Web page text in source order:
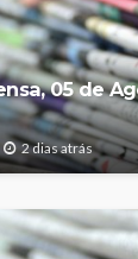
05 de
2 dias atrás